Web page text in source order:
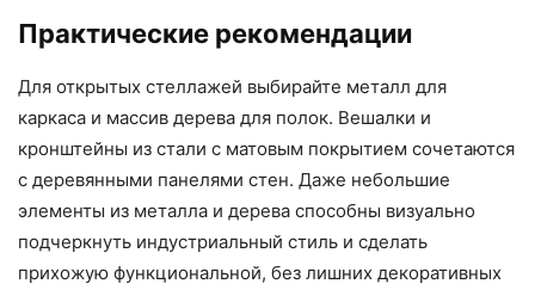
Практические рекомендации
Для открытых стеллажей выбирайте металл для
каркаса и массив дерева для полок. Вешалки и
кронштейны из стали с матовым покрытием сочетаются
с деревянными панелями стен. Даже небольшие
элементы из металла и дерева способны визуально
подчеркнуть индустриальный стиль и сделать
прихожую функциональной, без лишних декоративных